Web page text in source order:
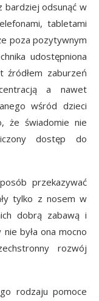
bardziej odsunąć w
tabletami
poza pozytywnym
udostępniona
zaburzeń
a nawet
wśród dzieci
że świadomie nie
dostęp do
przekazywać
tylko z nosem w
dobrą zabawą i
była ona mocno
rozwój
rodzaju pomoce